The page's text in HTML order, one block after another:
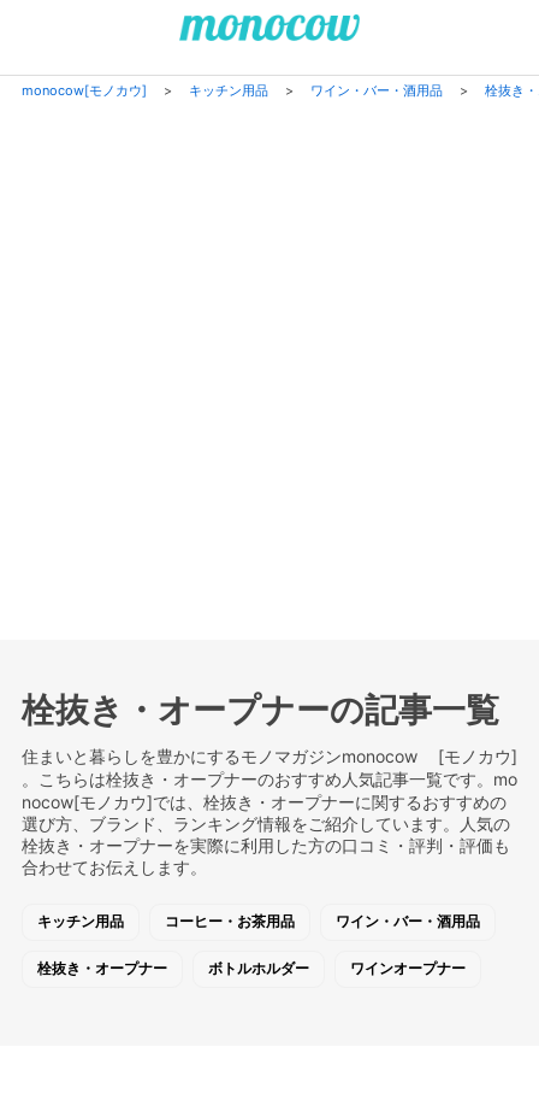
monocow[モノカウ] > キッチン用品> ワイン・バー・酒用品> 栓抜き
栓抜き・オープナーの記事一覧
住まいと暮らしを豊かにするモノマガジンmonocow [モノカウ]
。こちらは栓抜き・オープナーのおすすめ人気記事一覧です。mo
nocow[モノカウ]では、栓抜き・オープナーに関するおすすめの
選び方、ブランド、ランキング情報をご紹介しています。人気の
栓抜き・オープナーを実際に利用した方の口コミ・評判・評価も
合わせてお伝えします。
キッチン用品 コーヒー・お茶用品 ワイン・バー・酒用品
栓抜き・オープナー ボトルホルダー ワインオープナー